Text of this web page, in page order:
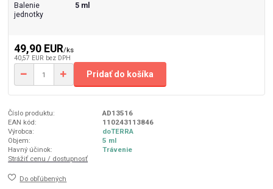
Balenie
jednotky
5 ml
49,90 EUR/ks
40,57 EUR bez DPH
Pridať do košíka
Číslo produktu:
AD13516
EAN kód:
110243113846
Výrobca:
doTERRA
Objem:
5 ml
Havný účinok:
Trávenie
Strážiť cenu / dostupnosť
Do obľúbených